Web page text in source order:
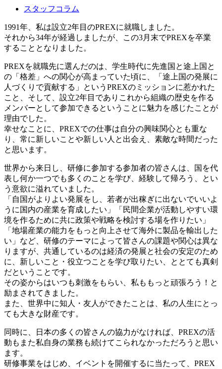
スタッフコラム
1991年、私は設立2年目のPREXに就職しました。
それから34年が経過しましたが、この3月末でPREXを卒業
することとなりました。
PREXを就職先に選んだのは、学生時代に先進国と途上国と
の「格差」への関心が高まっていた頃に、「途上国の発展に
人づくりで貢献する」というPREXのミッションに惹かれた
こと、そして、設立2年目でありこれから組織の歴史を作る
メンバーとして参加できるということに魅力を感じたことが
理由でした。
幸せなことに、PREXでの仕事は自分の興味関心とも重な
り、常に新しいことや新しい人と出会え、素敵な時間だった
と思います。
世界から来日し、研修に参加する参加者の皆さんは、国を代
表し何か一つでも多くのことを学び、経験して帰ろう、とい
う意欲に溢れていました。
「自国がよりよい発展をし、若者が出稼ぎに出ないでいいよ
うに国内の産業を育成したい」「民間企業が活動しやすい環
境を作るために共に政策や戦略を検討する場を作りたい」
「地場産業の能力をもっと向上させて海外に製品を輸出した
い」など、研修のテーマによって皆さんの課題や関心は異な
りますが、共通しているのは経済の発展と社会の安定のため
に、新しいこと・役立つことを学び取りたい、ととても真剣
だということです。
その姿からはいつも刺激をもらい、私ももっと頑張ろう！と
励まされてきました。
また、世界中に知人・友人ができたことは、私の人生にとっ
ても大きな財産です。
同時に、日本の多くの皆さんの協力がなければ、PREXの活
動もまた私自身の業務も続けてこられなかっただろうと思い
ます。
研修事業をはじめ、イベントを開催するに当たって、PREX